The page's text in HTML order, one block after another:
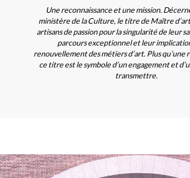
Une reconnaissance et une mission.
ministère de la Culture, le titre de Maître
artisans de passion pour la singularité de leur
parcours exceptionnel et leur
renouvellement des métiers d’art. Plus qu’une
ce titre est le symbole d’un engagement et
transmettre.